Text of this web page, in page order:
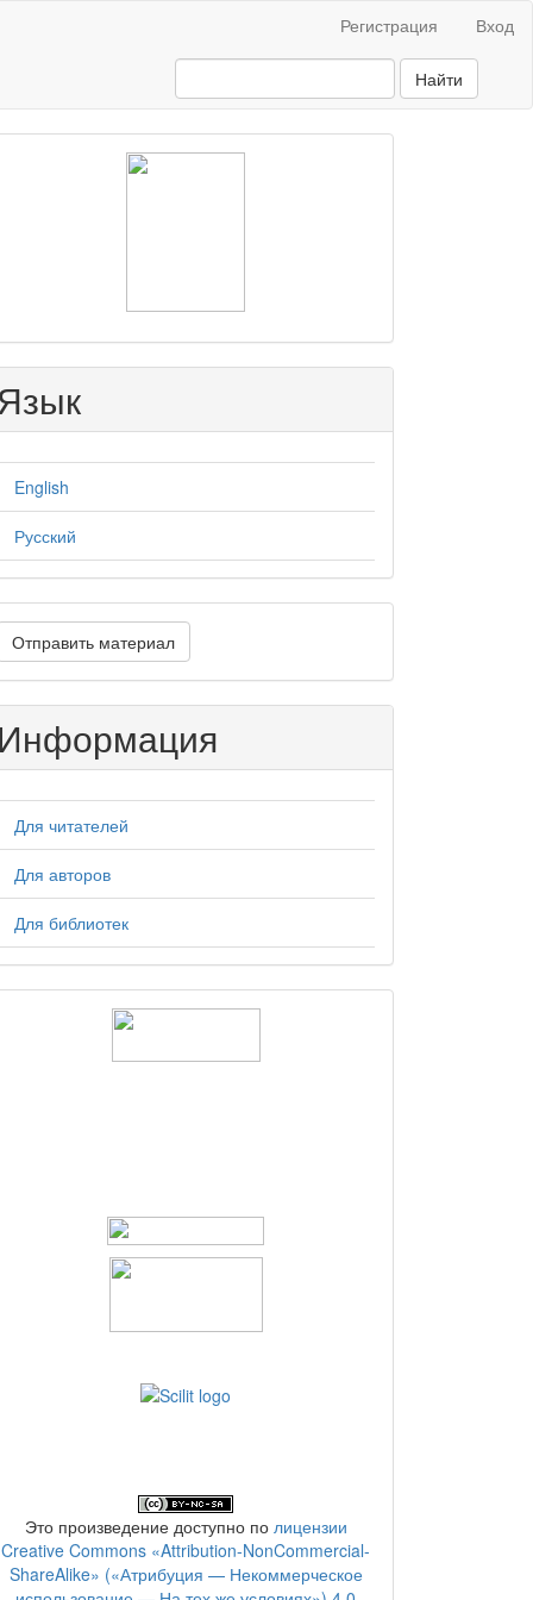
Регистрация Вход
Найти
English
Русский
Отправить материал
Информация
Для читателей
Для авторов
Для библиотек
Это произведение доступно по лицензии
Creative Commons «Attribution-NonCommercial-
ShareAlike» («Атрибуция — Некоммерческое